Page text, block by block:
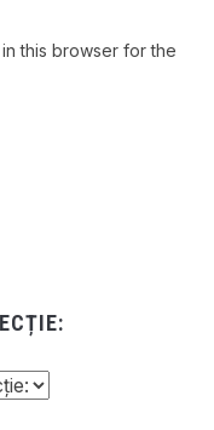
this browser for the